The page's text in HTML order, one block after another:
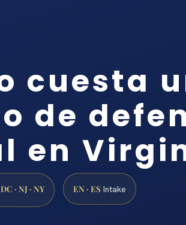
cuesta
de
en
· NJ · NY EN · ES Intake